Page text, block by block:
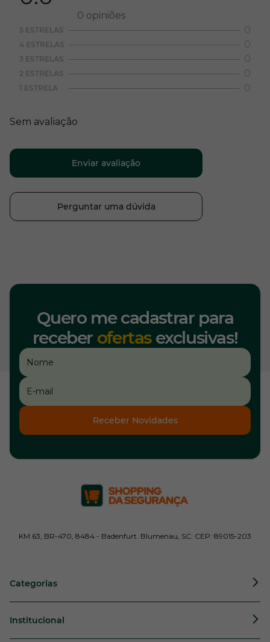
0 opiniões
5 ESTRELAS 0
4 ESTRELAS 0
3 ESTRELAS 0
2 ESTRELAS 0
1 ESTRELA 0
Sem avaliação
Enviar avaliação
Perguntar uma dúvida
Quero me cadastrar para
receber ofertasexclusivas!
Receber Novidades
KM 63, BR-470, 8484 - Badenfurt. Blumenau, SC. CEP: 89015-203
Categorias
Institucional